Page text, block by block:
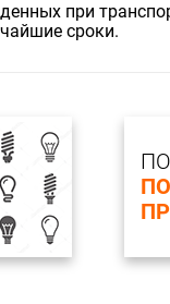
при
сроки.